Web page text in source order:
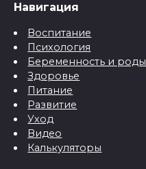
Навигация
Воспитание
Психология
Беременность и роды
Здоровье
Питание
Развитие
Уход
Видео
Калькуляторы